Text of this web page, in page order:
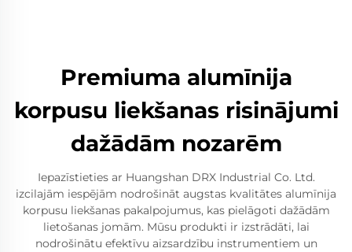
Premiuma alumīnija
korpusu liekšanas risinājumi
dažādām nozarēm
Iepazīstieties ar Huangshan DRX Industrial Co. Ltd.
izcilajām iespējām nodrošināt augstas kvalitātes alumīnija
korpusu liekšanas pakalpojumus, kas pielāgoti dažādām
lietošanas jomām. Mūsu produkti ir izstrādāti, lai
nodrošinātu efektīvu aizsardzību instrumentiem un